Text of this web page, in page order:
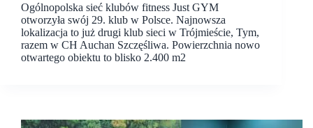
Ogólnopolska sieć klubów fitness Just GYM
otworzyła swój 29. klub w Polsce. Najnowsza
lokalizacja to już drugi klub sieci w Trójmieście, Tym,
razem w CH Auchan Szczęśliwa. Powierzchnia nowo
otwartego obiektu to blisko 2.400 m2